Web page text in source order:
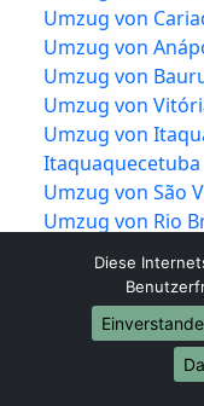
Umzug von
Umzug von
Umzug von
Umzug von
Umzug von
Itaquaquecetuba
Umzug von São
Umzug von Rio
Umzug von
Umzug von
Umzug von
Umzug von
Umzug von
Diese